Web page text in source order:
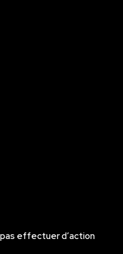
effectuer d’action